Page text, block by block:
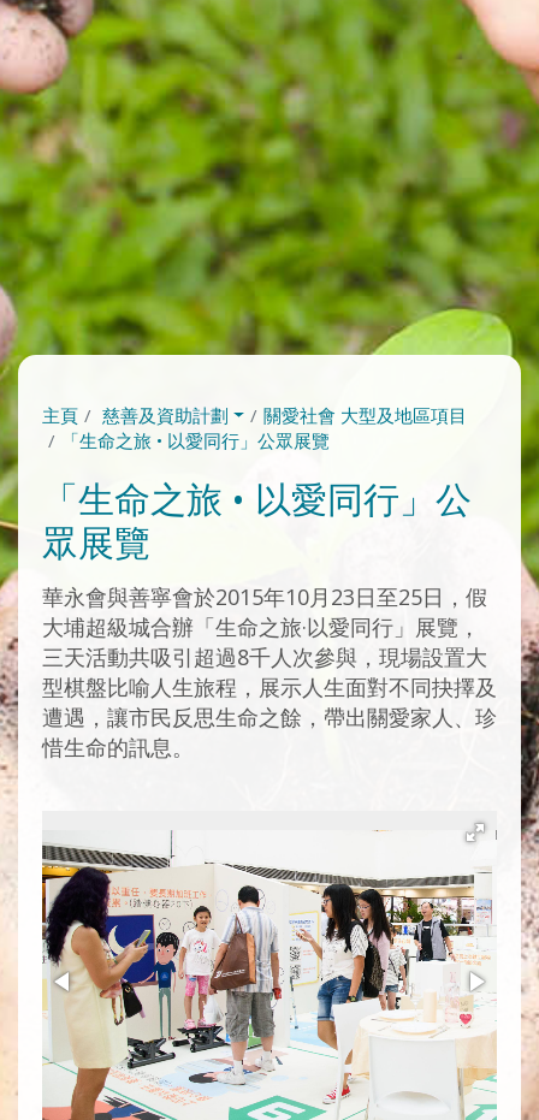
主頁 慈善及資助計劃
關愛社會 大型及地區項目
「生命之旅 • 以愛同行」公眾展覽
「生命之旅 • 以愛同行」公
眾展覽
華永會與善寧會於2015年10月23日至25日，假
大埔超級城合辦「生命之旅·以愛同行」展覽，
三天活動共吸引超過8千人次參與，現場設置大
型棋盤比喻人生旅程，展示人生面對不同抉擇及
遭遇，讓市民反思生命之餘，帶出關愛家人、珍
惜生命的訊息。